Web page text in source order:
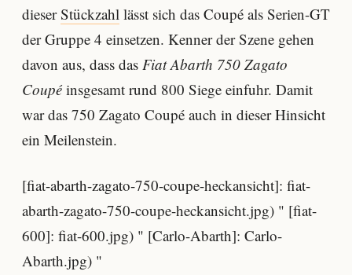
dieserStückzahl lässt sich das Coupé als Serien-GT
der Gruppe 4 einsetzen. Kenner der Szene gehen
davon aus, dass das Fiat Abarth 750 Zagato
Coupéinsgesamt rund 800 Siege einfuhr. Damit
war das 750 Zagato Coupé auch in dieser Hinsicht
ein Meilenstein.
[fiat-abarth-zagato-750-coupe-heckansicht]: fiat-
abarth-zagato-750-coupe-heckansicht.jpg) " [fiat-
600]: fiat-600.jpg) " [Carlo-Abarth]: Carlo-
Abarth.jpg) "